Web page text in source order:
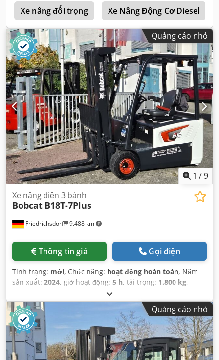
Xe nâng đối trọng Xe Nâng Động Cơ Diesel
Quảng cáo nhỏ
1 /9
Friedrichsdorf 9.488 km
Xe nâng điện 3 bánh
Bobcat B18T-7Plus
Thông tin giá Gọi điện
Tình trạng: mới, Chức năng: hoạt động hoàn toàn, Năm
sản xuất: 2024, giờ hoạt động: 5 h, tải trọng: 1.800 kg,
, nâng tự do:
nhiên liệu:điện, loại cột:triplex, chiều cao xây dựng:2.130
mm, công suất: 6 kW (8,16 mã lực)
, chiều rộng giá đỡ càng
nâng:902 mm , chiều dài càng: 1.200 mm, trọng lượng
không tải: 3.250 kg , tổng chiều dài:1.991 mm
, loại truyền
động:Elektro, chiều rộng xây dựng:1.090 mm,
Quảng cáo nhỏ